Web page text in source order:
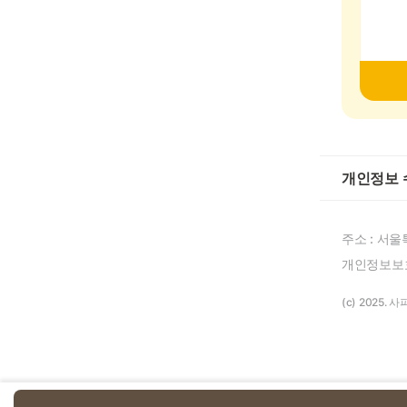
개인정보
주소 : 서울
개인정보
(c) 2025. 사